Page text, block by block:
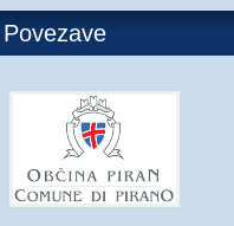
Povezave